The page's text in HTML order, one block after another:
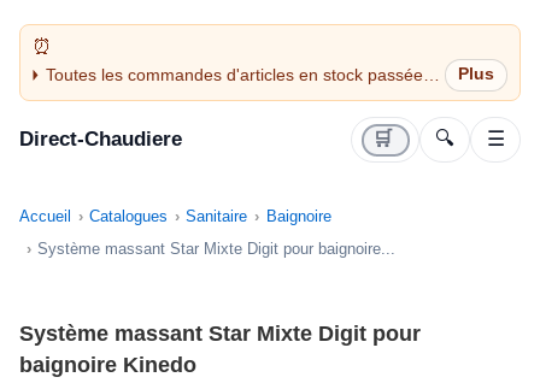
Toutes les commandes d'articles en stock passées
avant 14H sont expédiées le jour même (jours
Direct-Chaudiere 🛒 🔍 ☰
Accueil Catalogues Sanitaire
Baignoire
Système massant Star Mixte Digit pour baignoire...
Système massant Star Mixte Digit pour
baignoire Kinedo